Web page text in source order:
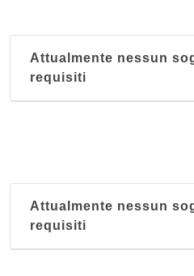
Attualmente nessun
requisiti
Attualmente nessun
requisiti